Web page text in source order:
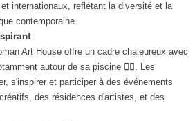
internationaux, reflétant la diversité et la
contemporaine.
Art House offre un cadre chaleureux avec
autour de sa piscine 🏊‍♀️. Les
s'inspirer et participer à des événements
des résidences d'artistes, et des